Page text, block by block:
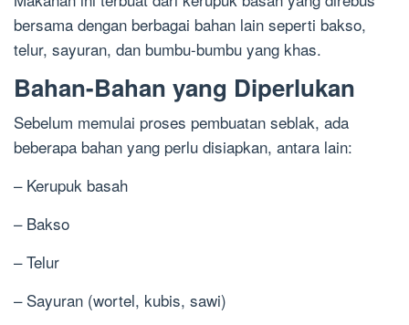
bersama dengan berbagai bahan lain seperti bakso,
telur, sayuran, dan bumbu-bumbu yang khas.
Bahan-Bahan yang Diperlukan
Sebelum memulai proses pembuatan seblak, ada
beberapa bahan yang perlu disiapkan, antara lain:
– Kerupuk basah
– Bakso
– Telur
– Sayuran (wortel, kubis, sawi)